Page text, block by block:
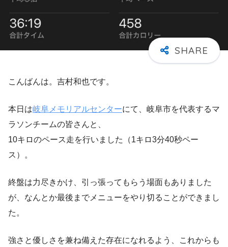
こんばんは。吉村和也です。
本日は岐阜メモリアルセンターにて、岐阜市を代表するマ
ラソンチームの皆さんと、
10キロのペース走を行いました（1キロ3分40秒ペー
ス）。
終盤は力尽きかけ、引っ張ってもらう場面もありました
が、なんとか最後までメニューをやり切ることができまし
た。
強さと優しさを兼ね備えた存在になれるよう、これからも